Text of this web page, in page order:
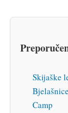
Skijaške
Camp